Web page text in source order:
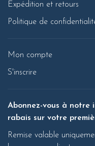
Expédition et retours
Politique de
Mon compte
S'inscrire
Abonnez-vous à notre
rabais sur votre
Remise valable